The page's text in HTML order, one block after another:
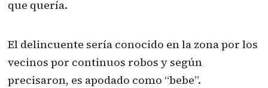
que quería.
El delincuente sería conocido en la zona por los
vecinos por continuos robos y según
precisaron, es apodado como “bebe”.